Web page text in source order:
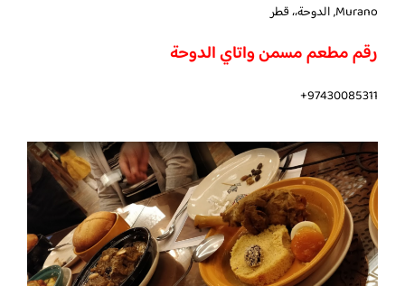
Murano, الدوحة،، قطر
رقم مطعم مسمن واتاي الدوحة
97430085311+